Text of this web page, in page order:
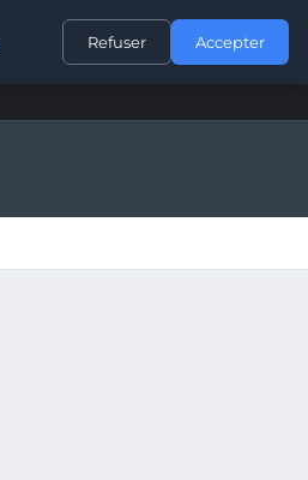
CONTACT
Refuser Accepter